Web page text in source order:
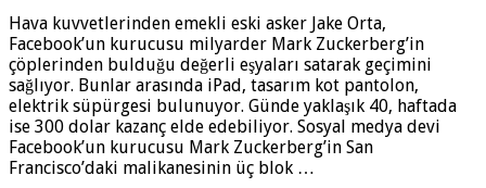
Hava kuvvetlerinden emekli eski asker Jake Orta,
Facebook’un kurucusu milyarder Mark Zuckerberg’in
çöplerinden bulduğu değerli eşyaları satarak geçimini
sağlıyor. Bunlar arasında iPad, tasarım kot pantolon,
elektrik süpürgesi bulunuyor. Günde yaklaşık 40, haftada
ise 300 dolar kazanç elde edebiliyor. Sosyal medya devi
Facebook’un kurucusu Mark Zuckerberg’in San
Francisco’daki malikanesinin üç blok …